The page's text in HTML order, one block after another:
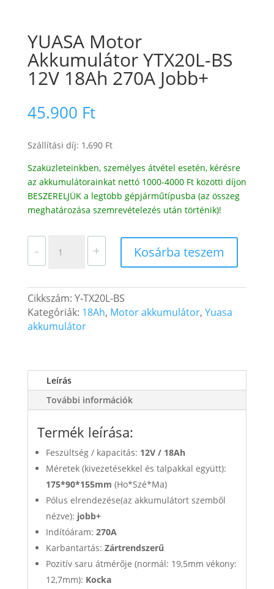
YUASA Motor
Akkumulátor YTX20L-BS
12V 18Ah 270A Jobb+
45.900 Ft
Szállítási díj: 1,690 Ft
Szaküzleteinkben, személyes átvétel esetén, kérésre
az akkumulátorainkat nettó 1000-4000 Ft közötti díjon
BESZERELJÜK a legtöbb gépjárműtípusba (az összeg
meghatározása szemrevételezés után történik)!
-
Motor
Akkumulátor
BS
12V
18Ah
mennyiség
+ Kosárba teszem
Cikkszám: Y-TX20L-BS
Kategóriák: 18Ah, Motor akkumulátor, Yuasa
akkumulátor
Leírás
További információk
Termék leírása:
Feszültség / kapacitás: 12V / 18Ah
Méretek (kivezetésekkel és talpakkal együtt):
175*90*155mm (Ho*Szé*Ma)
Pólus elrendezése(az akkumulátort szemből
nézve): jobb+
Indítóáram: 270A
Karbantartás: Zártrendszerű
Pozitív saru átmérője (normál: 19,5mm vékony:
12,7mm): Kocka